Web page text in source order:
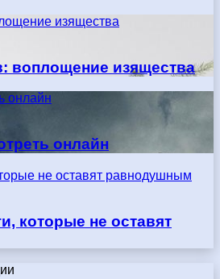
изящества
воплощение изящества
онлайн
онлайн
не оставят равнодушным
которые не оставят